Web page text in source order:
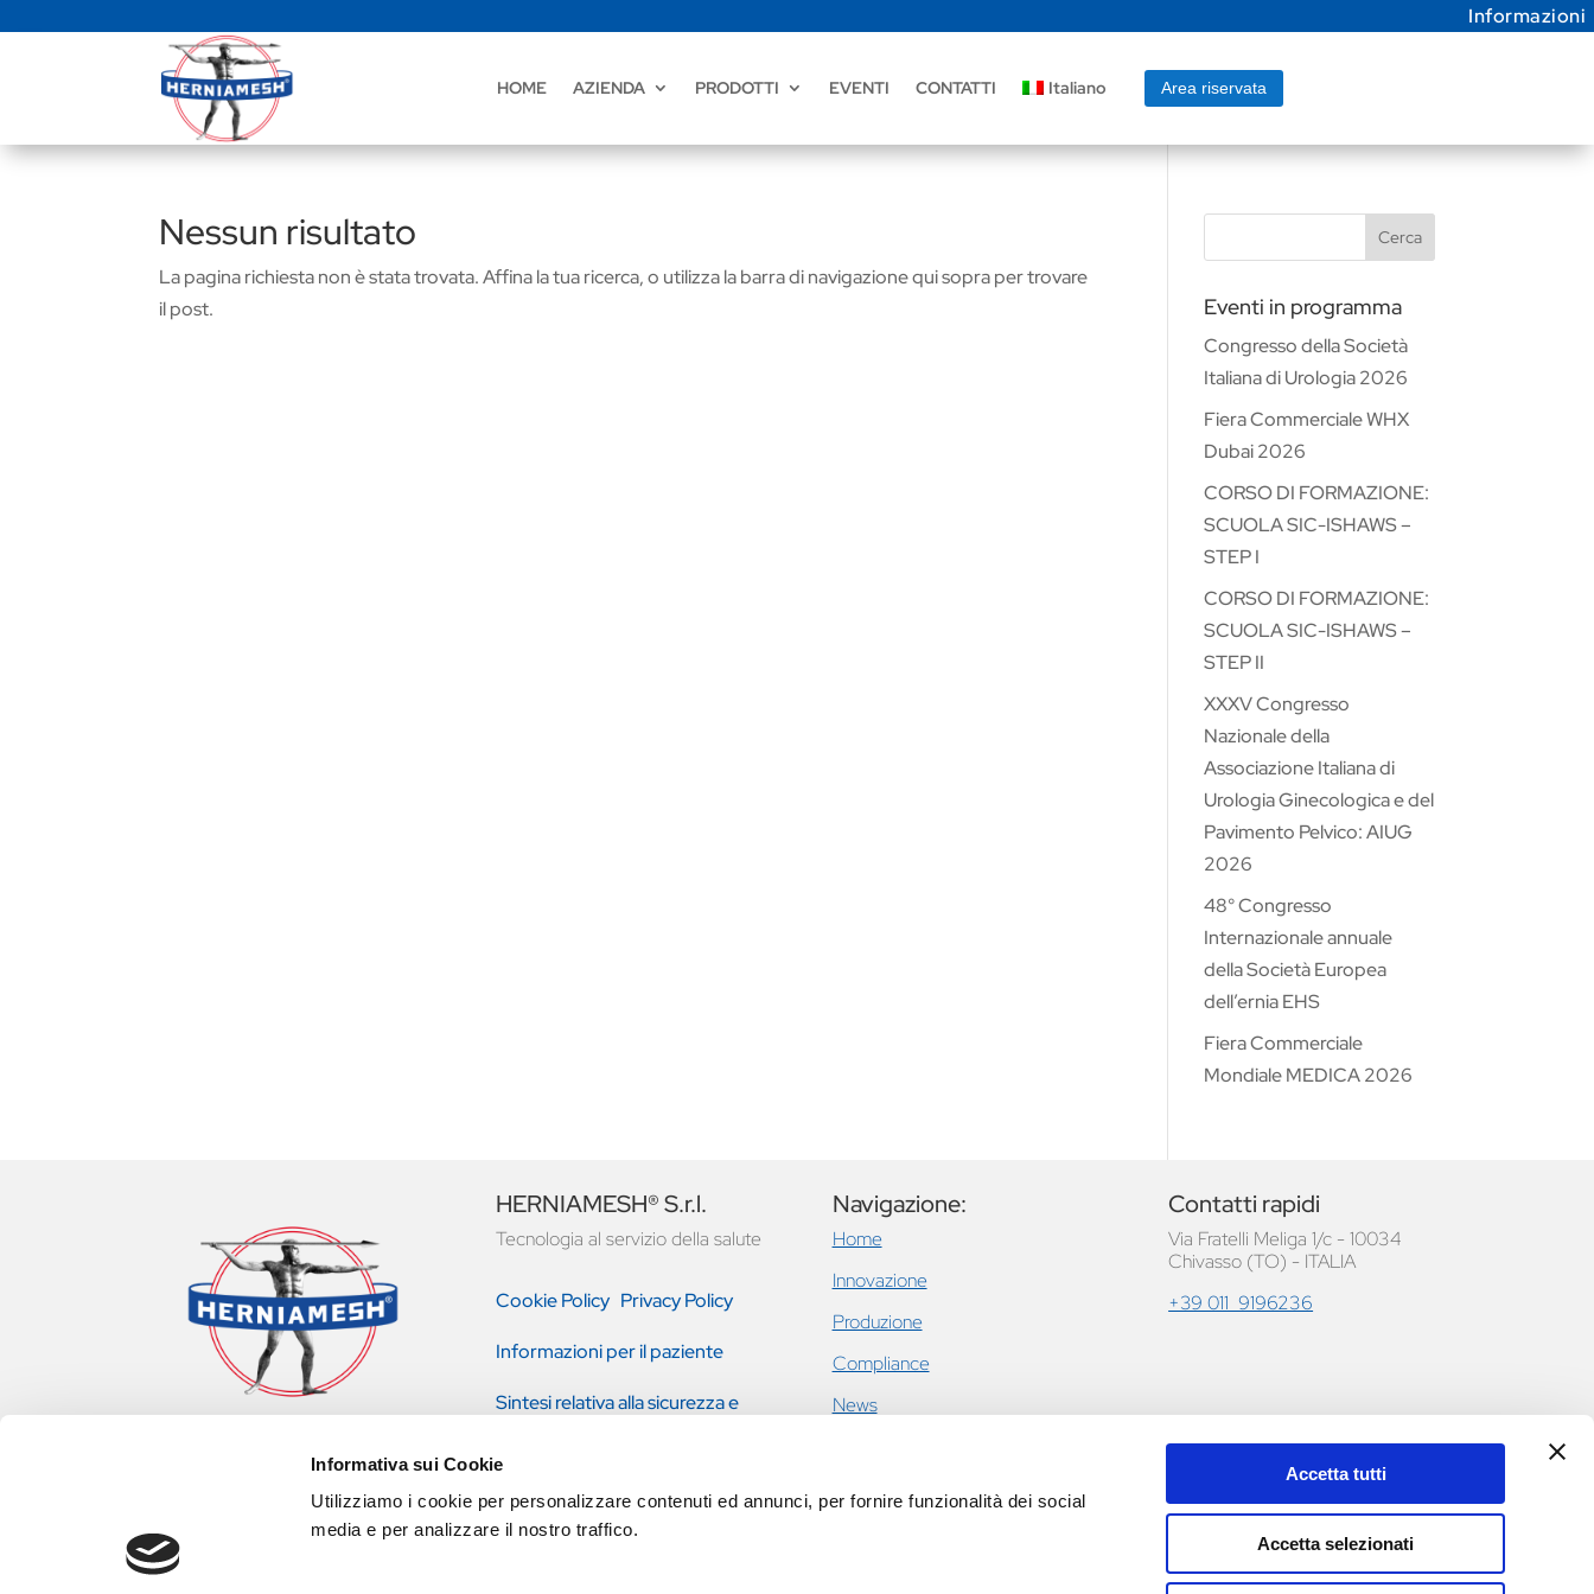
Informativa sui Cookie
Utilizziamo i cookie per personalizzare contenuti ed annunci, per fornire funzionalità dei social
media e per analizzare il nostro traffico.
Accetta tutti
Accetta selezionati
Informazioni
HOME AZIENDA PRODOTTI EVENTI CONTATTI Italiano Area riservata
Nessun risultato
La pagina richiesta non è stata trovata. Affina la tua ricerca, o utilizza la barra di navigazione qui sopra per trovare
il post.
Cerca
Eventi in programma
Congresso della Società
Italiana di Urologia 2026
Fiera Commerciale WHX
Dubai 2026
CORSO DI FORMAZIONE:
SCUOLA SIC-ISHAWS –
STEP I
CORSO DI FORMAZIONE:
SCUOLA SIC-ISHAWS –
STEP II
XXXV Congresso
Nazionale della
Associazione Italiana di
Urologia Ginecologica e del
Pavimento Pelvico: AIUG
2026
48° Congresso
Internazionale annuale
della Società Europea
dell’ernia EHS
Fiera Commerciale
Mondiale MEDICA 2026
HERNIAMESH® S.r.l.
Tecnologia al servizio della salute
Cookie Policy Privacy Policy
Informazioni per il paziente
Sintesi relativa alla sicurezza e
Navigazione:
Home
Innovazione
Produzione
Compliance
News
prolasso pavimento pelvico
Contatti rapidi
Via Fratelli Meliga 1/c - 10034
Chivasso (TO) - ITALIA
+39 011 9196236